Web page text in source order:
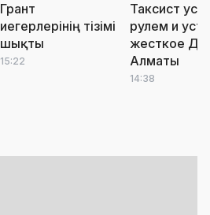
Грант
иегерлерінің тізімі
шықты
15:22
Таксист
рулем и
жесткое
Алматы
14:38